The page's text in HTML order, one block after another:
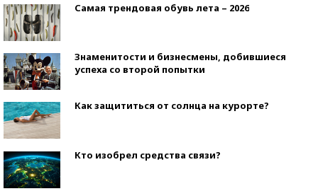
Самая трендовая обувь лета – 2026
Знаменитости и бизнесмены, добившиеся
успеха со второй попытки
Как защититься от солнца на курорте?
Кто изобрел средства связи?